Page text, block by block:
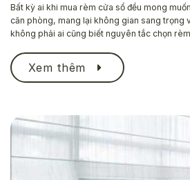
Bất kỳ ai khi mua rèm cửa sổ đều mong
căn phòng, mang lại không gian sang trọng
không phải ai cũng biết nguyên tắc chọn
Xem thêm